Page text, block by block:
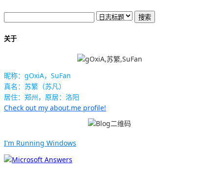
关于
昵称：gOxiA，SuFan
真名：苏繁（苏凡）
居住：郑州，原居：洛阳
Check out my about.me profile!
I'm Running Windows